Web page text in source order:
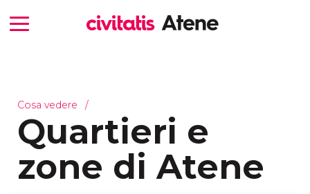
Cosa vedere
Quartieri e
zone di Atene